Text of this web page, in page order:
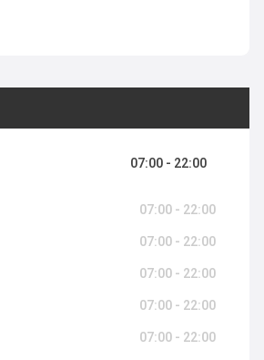
07:00 - 22:00
07:00 - 22:00
07:00 - 22:00
07:00 - 22:00
07:00 - 22:00
07:00 - 22:00